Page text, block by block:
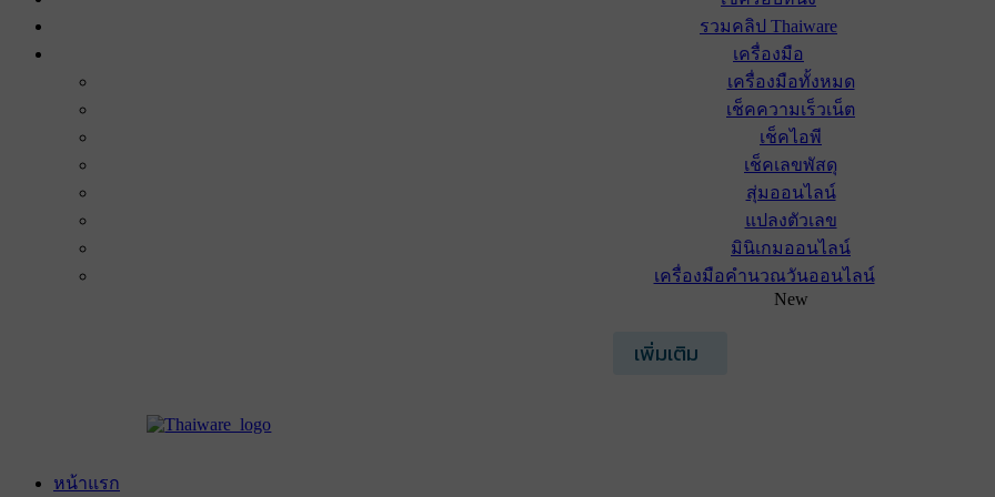
รวมคลิป Thaiware
เครื่องมือ
เครื่องมือทั้งหมด
เช็คความเร็วเน็ต
เช็คไอพี
เช็คเลขพัสดุ
สุ่มออนไลน์
แปลงตัวเลข
มินิเกมออนไลน์
เครื่องมือคำนวณวันออนไลน์
New
เพิ่มเติม
หน้าแรก